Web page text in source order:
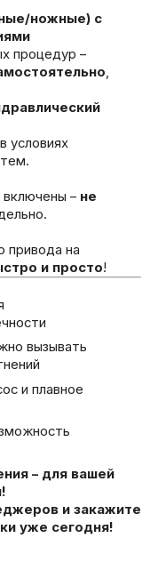
ножные) с
процедур –
,
условиях
– не
привода на
и просто!
вызывать
и плавное
– для вашей
и закажите
уже сегодня!